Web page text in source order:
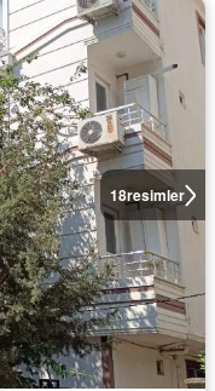
18resimler